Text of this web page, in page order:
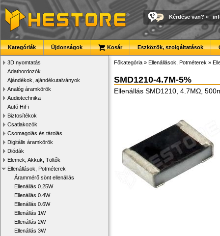
Kérdése van? »
Kategóriák Újdonságok Kosár Eszközök, szolgáltatások
3D nyomtatás
Adathordozók
Ajándékok, ajándékutalványok
Analóg áramkörök
Audiotechnika
Autó HiFi
Biztosítékok
Csatlakozók
Csomagolás és tárolás
Digitális áramkörök
Diódák
Elemek, Akkuk, Töltők
Ellenállások, Potméterek
Árammérő sönt ellenállás
Ellenállás 0.25W
Ellenállás 0.4W
Ellenállás 0.6W
Ellenállás 1W
Ellenállás 2W
Ellenállás 3W
Főkategória » Ellenállások, Potméterek »
SMD1210-4.7M-5%
Ellenállás SMD1210, 4.7MΩ,